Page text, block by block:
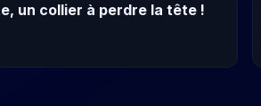
un collier à perdre la tête !